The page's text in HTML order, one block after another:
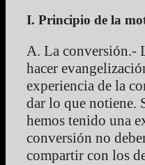
I. Principio de la
A. La conversión.-
hacer
experiencia de la
dar lo que notiene.
hemos tenido una
conversión no
compartir con los